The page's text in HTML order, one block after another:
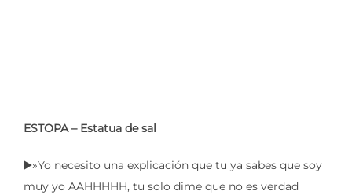
ESTOPA – Estatua de sal
▶️»Yo necesito una explicación que tu ya sabes que soy
muy yo AAHHHHH, tu solo dime que no es verdad